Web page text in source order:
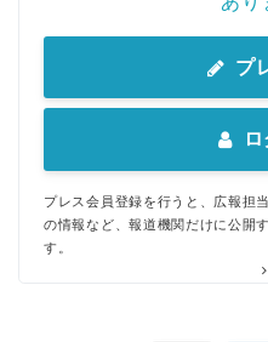
プ
プレス会員登録を行うと、広報担
の情報など、報道機関だけに公開
す。